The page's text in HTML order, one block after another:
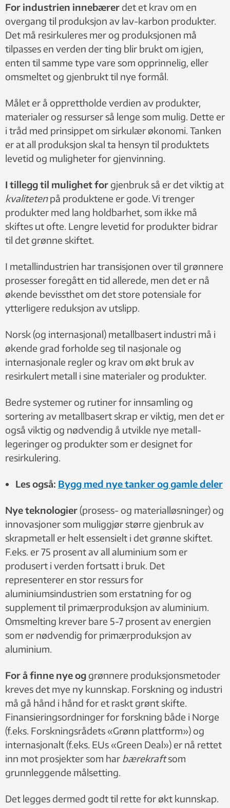
For industrien innebærer det et krav om en
overgang til produksjon av lav-karbon produkter.
Det må resirkuleres mer og produksjonen må
tilpasses en verden der ting blir brukt om igjen,
enten til samme type vare som opprinnelig, eller
omsmeltet og gjenbrukt til nye formål.
Målet er å opprettholde verdien av produkter,
materialer og ressurser så lenge som mulig. Dette er
i tråd med prinsippet om sirkulær økonomi. Tanken
er at all produksjon skal ta hensyn til produktets
levetid og muligheter for gjenvinning.
I tillegg til mulighet for gjenbruk så er det viktig at
kvalitetenpå produktene er gode. Vi trenger
produkter med lang holdbarhet, som ikke må
skiftes ut ofte. Lengre levetid for produkter bidrar
til det grønne skiftet.
I metallindustrien har transisjonen over til grønnere
prosesser foregått en tid allerede, men det er nå
økende bevissthet om det store potensiale for
ytterligere reduksjon av utslipp.
Norsk (og internasjonal) metallbasert industri må i
økende grad forholde seg til nasjonale og
internasjonale regler og krav om økt bruk av
resirkulert metall i sine materialer og produkter.
Bedre systemer og rutiner for innsamling og
sortering av metallbasert skrap er viktig, men det er
også viktig og nødvendig å utvikle nye metall-
legeringer og produkter som er designet for
resirkulering.
Les også: Bygg med nye tanker og gamle deler
Nye teknologier(prosess- og materialløsninger) og
innovasjoner som muliggjør større gjenbruk av
skrapmetall er helt essensielt i det grønne skiftet.
F.eks. er 75 prosent av all aluminium som er
produsert i verden fortsatt i bruk. Det
representerer en stor ressurs for
aluminiumsindustrien som erstatning for og
supplement til primærproduksjon av aluminium.
Omsmelting krever bare 5-7 prosent av energien
som er nødvendig for primærproduksjon av
aluminium.
For å finne nye og grønnere produksjonsmetoder
kreves det mye ny kunnskap. Forskning og industri
må gå hånd i hånd for et raskt grønt skifte.
Finansieringsordninger for forskning både i Norge
(f.eks. Forskningsrådets «Grønn plattform») og
internasjonalt (f.eks. EUs «Green Deal») er nå rettet
inn mot prosjekter som har bærekraftsom
grunnleggende målsetting.
Det legges dermed godt til rette for økt kunnskap.